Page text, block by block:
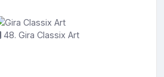
48. Gira Classix Art